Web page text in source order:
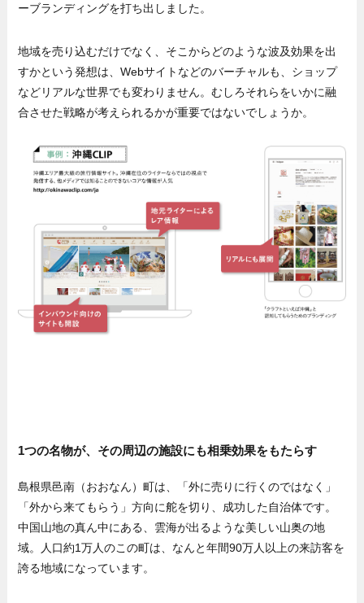
ーブランディングを打ち出しました。
地域を売り込むだけでなく、そこからどのような波及効果を出
すかという発想は、Webサイトなどのバーチャルも、ショップ
などリアルな世界でも変わりません。むしろそれらをいかに融
合させた戦略が考えられるかが重要ではないでしょうか。
1つの名物が、その周辺の施設にも相乗効果をもたらす
島根県邑南（おおなん）町は、「外に売りに行くのではなく」
「外から来てもらう」方向に舵を切り、成功した自治体です。
中国山地の真ん中にある、雲海が出るような美しい山奥の地
域。人口約1万人のこの町は、なんと年間90万人以上の来訪客を
誇る地域になっています。